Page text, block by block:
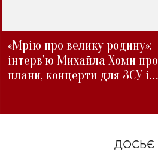
«Мрію про велику родину»:
інтерв'ю Михайла Хоми про
плани, концерти для ЗСУ і
ДОСЬЄ